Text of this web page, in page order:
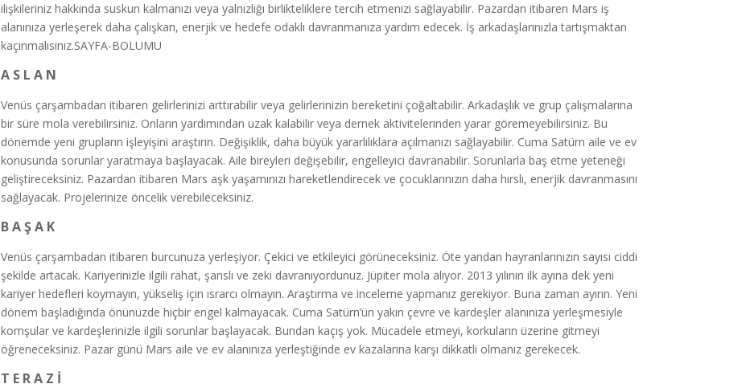
ilişkileriniz hakkında suskun kalmanızı veya yalnızlığı birlikteliklere tercih etmenizi sağlayabilir. Pazardan itibaren Mars iş
alanınıza yerleşerek daha çalışkan, enerjik ve hedefe odaklı davranmanıza yardım edecek. İş arkadaşlarınızla tartışmaktan
kaçınmalısınız.SAYFA-BOLUMU
A S L A N
Venüs çarşambadan itibaren gelirlerinizi arttırabilir veya gelirlerinizin bereketini çoğaltabilir. Arkadaşlık ve grup çalışmalarına
bir süre mola verebilirsiniz. Onların yardımından uzak kalabilir veya dernek aktivitelerinden yarar göremeyebilirsiniz. Bu
dönemde yeni grupların işleyişini araştırın. Değişiklik, daha büyük yararlılıklara açılmanızı sağlayabilir. Cuma Satürn aile ve ev
konusunda sorunlar yaratmaya başlayacak. Aile bireyleri değişebilir, engelleyici davranabilir. Sorunlarla baş etme yeteneği
geliştireceksiniz. Pazardan itibaren Mars aşk yaşamınızı hareketlendirecek ve çocuklarınızın daha hırslı, enerjik davranmasını
sağlayacak. Projelerinize öncelik verebileceksiniz.
B A Ş A K
Venüs çarşambadan itibaren burcunuza yerleşiyor. Çekici ve etkileyici görüneceksiniz. Öte yandan hayranlarınızın sayısı ciddi
şekilde artacak. Kariyerinizle ilgili rahat, şanslı ve zeki davranıyordunuz. Jüpiter mola alıyor. 2013 yılının ilk ayına dek yeni
kariyer hedefleri koymayın, yükseliş için ısrarcı olmayın. Araştırma ve inceleme yapmanız gerekiyor. Buna zaman ayırın. Yeni
dönem başladığında önünüzde hiçbir engel kalmayacak. Cuma Satürn’ün yakın çevre ve kardeşler alanınıza yerleşmesiyle
komşular ve kardeşlerinizle ilgili sorunlar başlayacak. Bundan kaçış yok. Mücadele etmeyi, korkuların üzerine gitmeyi
öğreneceksiniz. Pazar günü Mars aile ve ev alanınıza yerleştiğinde ev kazalarına karşı dikkatli olmanız gerekecek.
T E R A Z İ